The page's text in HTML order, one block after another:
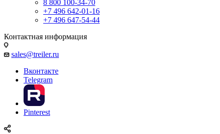
8 800 100-34-70
+7 496 642-01-16
+7 496 647-54-44
Контактная информация
sales@treiler.ru
Вконтакте
Telegram
Pinterest